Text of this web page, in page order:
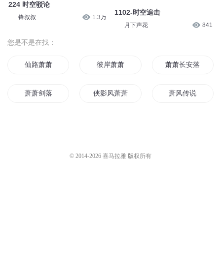
224 时空驳论
锋叔叔 1.3万
1102-时空追击
月下声花 841
您是不是在找：
仙路萧萧 彼岸萧萧 萧萧长安落
萧萧剑落 侠影风萧萧 萧风传说
© 2014-2026 喜马拉雅 版权所有